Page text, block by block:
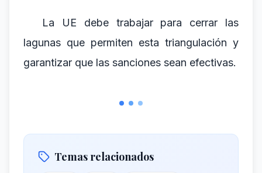
La UE debe trabajar para cerrar las
lagunas que permiten esta triangulación y
garantizar que las sanciones sean efectivas.
Temas relacionados